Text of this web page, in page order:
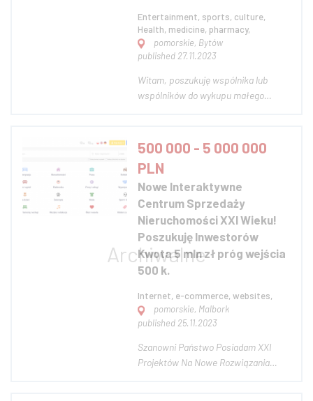
Entertainment, sports, culture,
Health, medicine, pharmacy,
pomorskie, Bytów
published 27.11.2023
Witam, poszukuję wspólnika lub
wspólników do wykupu małego
dobrym stanie. Istnieje możliwość
wykonania w nim miejsc
noclegowych, zaplecza kuchennego.
Park o zróżnicowanym terenie...
500 000 - 5 000 000
PLN
Nowe Interaktywne
Centrum Sprzedaży
Nieruchomości XXI Wieku!
Poszukuję Inwestorów
Kwota 5 mln zł próg wejścia
500 k.
Internet, e-commerce, websites,
pomorskie, Malbork
published 25.11.2023
Szanowni Państwo Posiadam XXI
Projektów Na Nowe Rozwiązania